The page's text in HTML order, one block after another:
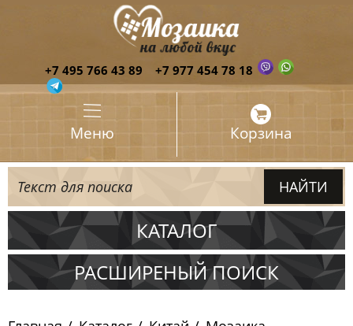
+7 495 766 43 89 +7 977 454 78 18
Меню Корзина
КАТАЛОГ
Испания
РАСШИРЕНЫЙ ПОИСК